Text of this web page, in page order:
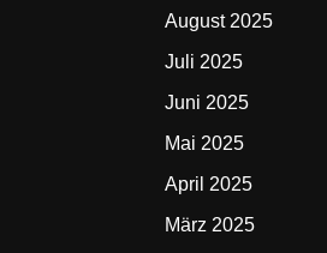
August 2025
Juli 2025
Juni 2025
Mai 2025
April 2025
März 2025